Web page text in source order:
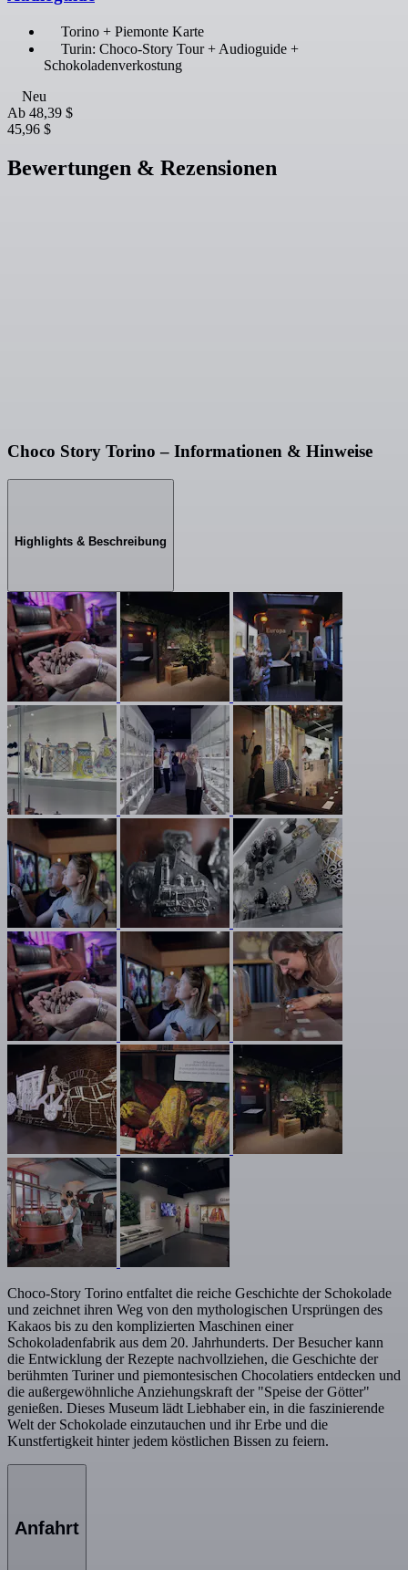
Torino + Piemonte Karte
Turin: Choco-Story Tour + Audioguide +
Schokoladenverkostung
Neu
Ab 48,39 $
45,96 $
Bewertungen & Rezensionen
Choco Story Torino – Informationen & Hinweise
Highlights & Beschreibung
Choco-Story Torino entfaltet die reiche Geschichte der Schokolade
und zeichnet ihren Weg von den mythologischen Ursprüngen des
Kakaos bis zu den komplizierten Maschinen einer
Schokoladenfabrik aus dem 20. Jahrhunderts. Der Besucher kann
die Entwicklung der Rezepte nachvollziehen, die Geschichte der
berühmten Turiner und piemontesischen Chocolatiers entdecken und
die außergewöhnliche Anziehungskraft der "Speise der Götter"
genießen. Dieses Museum lädt Liebhaber ein, in die faszinierende
Welt der Schokolade einzutauchen und ihr Erbe und die
Kunstfertigkeit hinter jedem köstlichen Bissen zu feiern.
Anfahrt